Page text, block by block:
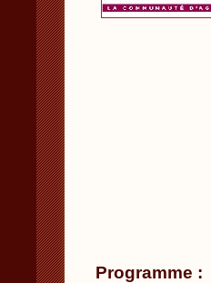
Programme :